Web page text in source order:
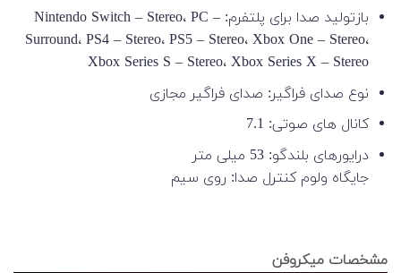
بازتولید صدا برای پلتفرم: Nintendo Switch – Stereo، PC –
Surround، PS4 – Stereo، PS5 – Stereo، Xbox One – Stereo،
Xbox Series S – Stereo، Xbox Series X – Stereo
نوع صدای فراگیر: صدای فراگیر مجازی
کانال های صوتی: 7.1
درایورهای بلندگو: 53 میلی متر
جایگاه ولوم کنترل صدا: روی سیم
مشخصات میکروفن